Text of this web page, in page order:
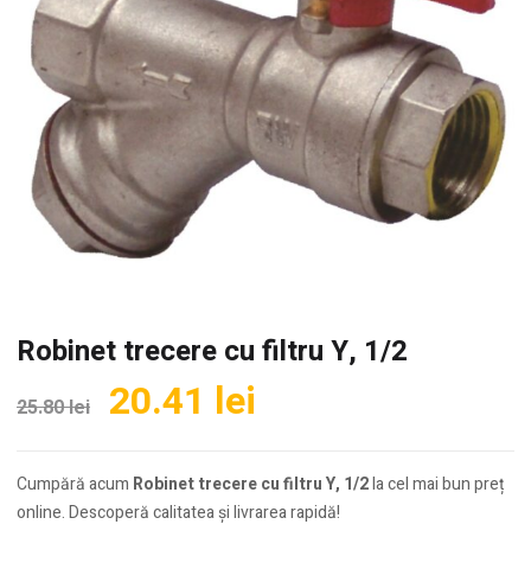
Robinet trecere cu filtru Y, 1/2
25.80lei Prețul
a
fost:
20.41 lei
este:
20.41 lei.
Cumpără acum Robinet trecere cu filtru Y, 1/2la cel mai bun preț
online. Descoperă calitatea și livrarea rapidă!